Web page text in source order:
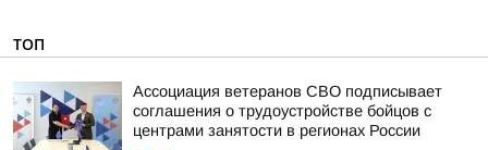
ТОП
Ассоциация ветеранов СВО подписывает
соглашения о трудоустройстве бойцов с
центрами занятости в регионах России